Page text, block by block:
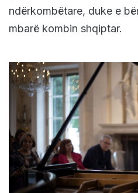
ndërkombëtare, duke e
mbarë kombin shqiptar.